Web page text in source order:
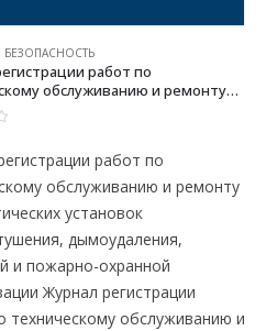
работ по
обслуживанию и ремонту
установок
дымоудаления, охранной
работ по
обслуживанию и ремонту
установок
дымоудаления,
и пожарно-охранной
Журнал регистрации
техническому обслуживанию и